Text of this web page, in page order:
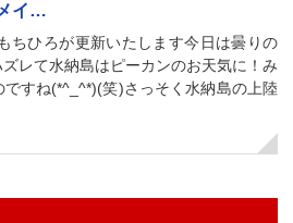
イ…
ちひろが更新いたします今日は曇りの
レて水納島はピーカンのお天気に！み
すね(*^_^*)(笑)さっそく水納島の上陸